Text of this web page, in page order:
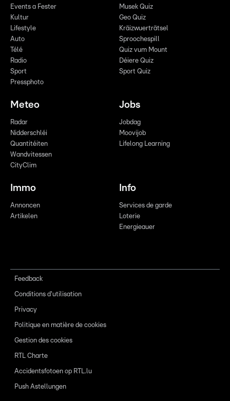
Events a Fester
Kultur
Lifestyle
Auto
Télé
Radio
Sport
Pressphoto
Musek Quiz
Geo Quiz
Kräizwuerträtsel
Sproochespill
Quiz vum Mount
Déiere Quiz
Sport Quiz
Meteo
Radar
Nidderschléi
Quantitéiten
Wandvitessen
CityClim
Jobs
Jobdag
Moovijob
Lifelong Learning
Immo
Annoncen
Artikelen
Info
Services de garde
Loterie
Energieauer
Feedback
Conditions d'utilisation
Privacy
Politique en matière de cookies
Gestion des cookies
RTL Charte
Accidentsfotoen op RTL.lu
Push Astellungen